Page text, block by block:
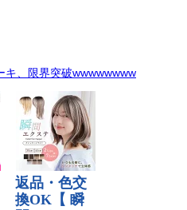
キ、限界突破wwwwwwww